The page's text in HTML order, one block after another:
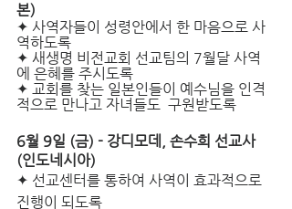
본)
✦ 사역자들이 성령안에서 한 마음으로 사
역하도록
✦ 새생명 비전교회 선교팀의 7월달 사역
에 은혜를 주시도록
✦ 교회를 찾는 일본인들이 예수님을 인격
적으로 만나고 자녀들도  구원받도록
6월 9일 (금) - 강디모데, 손수희 선교사
(인도네시아)
✦ 선교센터를 통하여 사역이 효과적으로
진행이 되도록